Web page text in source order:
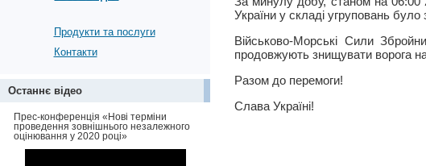
Продукти та послуги
Контакти
Останнє відео
Прес-конференція «Нові терміни
проведення зовнішнього незалежного
оцінювання у 2020 році»
України у складі угруповань
Військово-Морські Сили
продовжують знищувати ворога на
Разом до перемоги!
Слава Україні!